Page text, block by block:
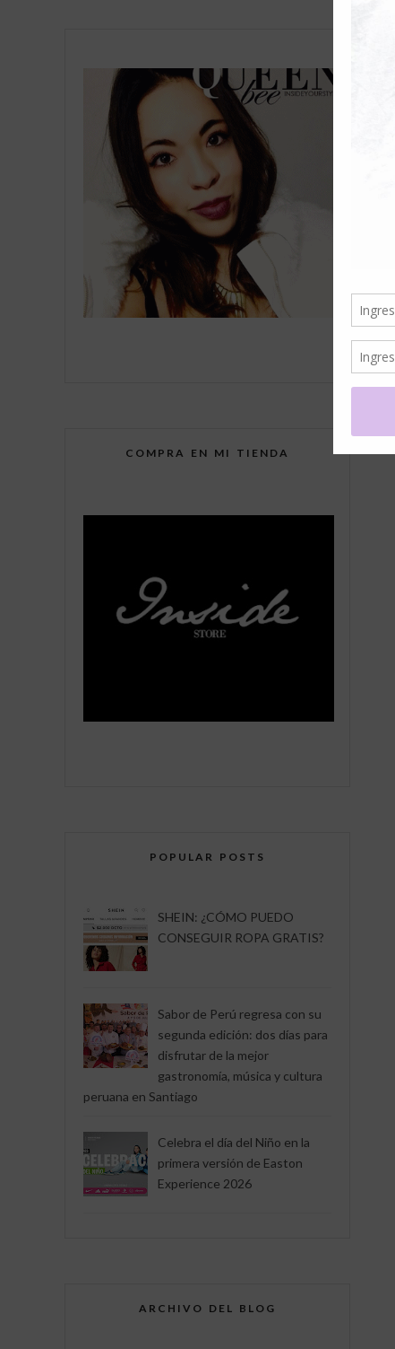
COMPRA EN MI TIENDA
POPULAR POSTS
SHEIN: ¿CÓMO PUEDO
CONSEGUIR ROPA GRATIS?
Sabor de Perú regresa con su
segunda edición: dos días para
disfrutar de la mejor
gastronomía, música y cultura
peruana en Santiago
Celebra el día del Niño en la
primera versión de Easton
Experience 2026
ARCHIVO DEL BLOG